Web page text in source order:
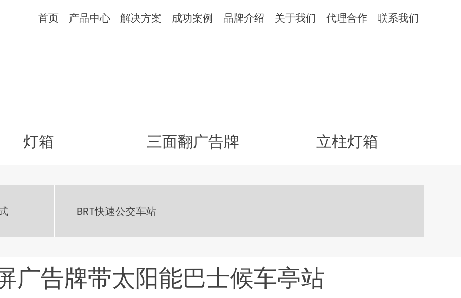
首页 产品中心 解决方案 成功案例 品牌介绍 关于我们 代理合作 联系我们
BRT快速公交车站
灯箱 三面翻广告牌 立柱灯箱
广告牌带太阳能巴士候车亭站